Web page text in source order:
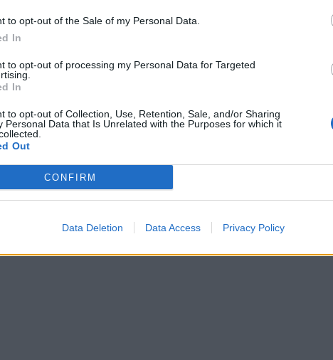
to opt-out of the Sale of my Personal Data.
In
to opt-out of processing my Personal Data for Targeted
In
to opt-out of Collection, Use, Retention, Sale, and/or Sharing
Personal Data that Is Unrelated with the Purposes for which it
Out
CONFIRM
Data Deletion Data Access Privacy Policy
im Thema Kader 26/27 reagiert.
im Thema Kader 26/27 reagiert.